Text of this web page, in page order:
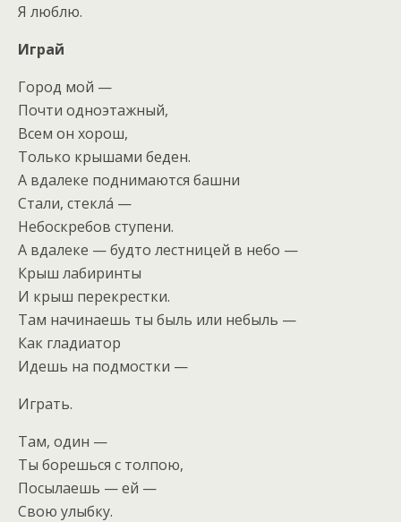
Я люблю.
Играй
Город мой —
Почти одноэтажный,
Всем он хорош,
Только крышами беден.
А вдалеке поднимаются башни
Стали, стекла́ —
Небоскребов ступени.
А вдалеке — будто лестницей в небо —
Крыш лабиринты
И крыш перекрестки.
Там начинаешь ты быль или небыль —
Как гладиатор
Идешь на подмостки —
Играть.
Там, один —
Ты борешься с толпою,
Посылаешь — ей —
Свою улыбку.